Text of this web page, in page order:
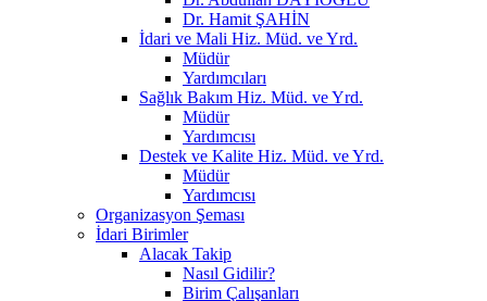
Dr. Hamit ŞAHİN
İdari ve Mali Hiz. Müd. ve Yrd.
Müdür
Yardımcıları
Sağlık Bakım Hiz. Müd. ve Yrd.
Müdür
Yardımcısı
Destek ve Kalite Hiz. Müd. ve Yrd.
Müdür
Yardımcısı
Organizasyon Şeması
İdari Birimler
Alacak Takip
Nasıl Gidilir?
Birim Çalışanları